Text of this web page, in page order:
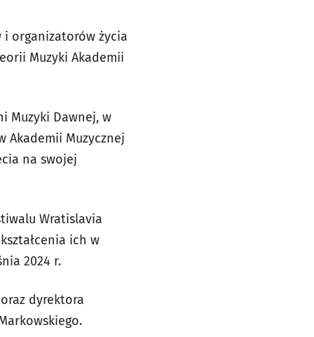
i organizatorów życia
Muzyki Akademii
Muzyki Dawnej, w
Akademii Muzycznej
na swojej
Wratislavia
ich w
2024 r.
dyrektora